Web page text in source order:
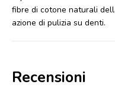
fibre di cotone naturali
azione di pulizia su denti.
Recensioni